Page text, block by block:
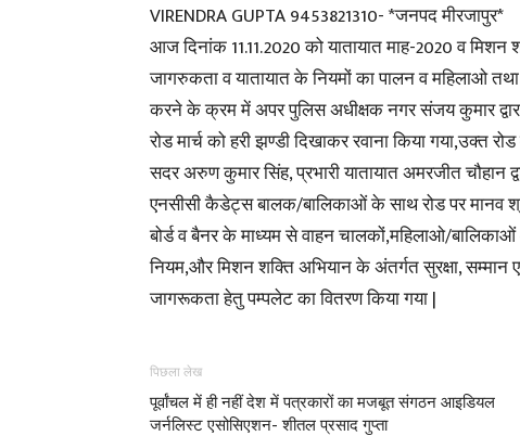
VIRENDRA GUPTA 9453821310- *जनपद मीरजापुर*
आज दिनांक 11.11.2020 को यातायात माह-2020 व मिशन
जागरुकता व यातायात के नियमों का पालन व महिलाओ
करने के क्रम में अपर पुलिस अधीक्षक नगर संजय कुमार
रोड मार्च को हरी झण्डी दिखाकर रवाना किया गया,उक्त
सदर अरुण कुमार सिंह, प्रभारी यातायात अमरजीत चौहान
एनसीसी कैडेट्स बालक/बालिकाओं के साथ रोड पर मानव
बोर्ड व बैनर के माध्यम से वाहन चालकों,महिलाओ/
नियम,और मिशन शक्ति अभियान के अंतर्गत सुरक्षा, सम्मान
जागरूकता हेतु पम्पलेट का वितरण किया गया |
पिछला लेख
पूर्वांचल में ही नहीं देश में पत्रकारों का मजबूत संगठन आइडियल
जर्नलिस्ट एसोसिएशन- शीतल प्रसाद गुप्ता